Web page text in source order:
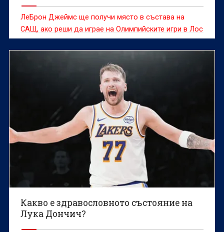
ЛеБрон Джеймс ще получи място в състава на
САЩ, ако реши да играе на Олимпийските игри в Лос
Анджелис
Какво е здравословното състояние на
Лука Дончич?